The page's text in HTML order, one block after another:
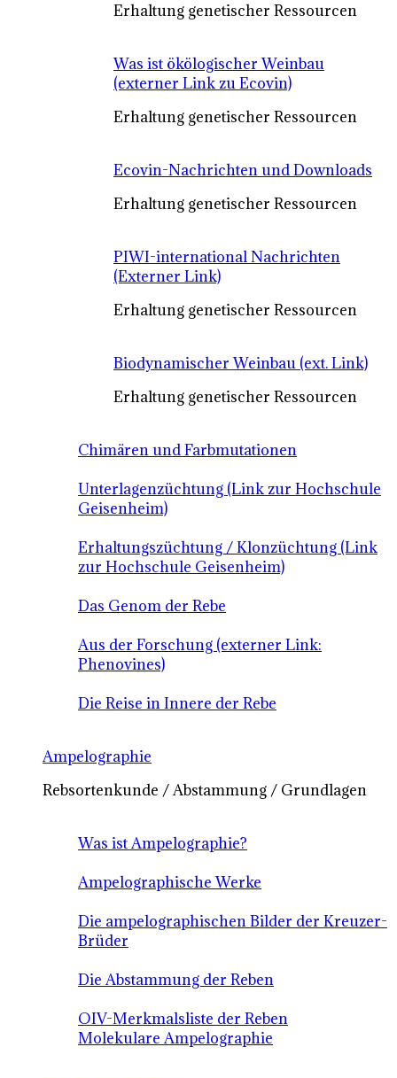
Erhaltung genetischer Ressourcen
Was ist ökölogischer Weinbau
(externer Link zu Ecovin)
Erhaltung genetischer Ressourcen
Ecovin-Nachrichten und Downloads
Erhaltung genetischer Ressourcen
PIWI-international Nachrichten
(Externer Link)
Erhaltung genetischer Ressourcen
Biodynamischer Weinbau (ext. Link)
Erhaltung genetischer Ressourcen
Chimären und Farbmutationen
Unterlagenzüchtung (Link zur Hochschule
Geisenheim)
Erhaltungszüchtung / Klonzüchtung (Link
zur Hochschule Geisenheim)
Das Genom der Rebe
Aus der Forschung (externer Link:
Phenovines)
Die Reise in Innere der Rebe
Ampelographie
Rebsortenkunde / Abstammung / Grundlagen
Was ist Ampelographie?
Ampelographische Werke
Die ampelographischen Bilder der Kreuzer-
Brüder
Die Abstammung der Reben
OIV-Merkmalsliste der Reben
Molekulare Ampelographie